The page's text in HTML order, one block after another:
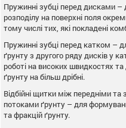
Пружинні зубці перед дисками –
розподілу на поверхні поля
тому числі тих, які покладені
Пружинні зубці перед катком –
ґрунту з другого ряду дисків у
роботі на високих швидкостях
ґрунту на більш дрібні.
Відбійні щитки між передніми
потоками ґрунту – для
та фракцій ґрунту.